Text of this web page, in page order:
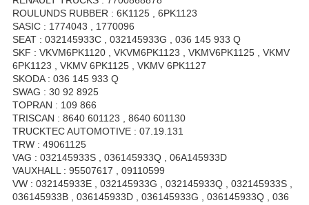
ROULUNDS RUBBER : 6K1125 , 6PK1123
SASIC : 1774043 , 1770096
SEAT : 032145933C , 032145933G , 036 145 933 Q
SKF : VKVM6PK1120 , VKVM6PK1123 , VKMV6PK1125 , VKMV
6PK1123 , VKMV 6PK1125 , VKMV 6PK1127
SKODA : 036 145 933 Q
SWAG : 30 92 8925
TOPRAN : 109 866
TRISCAN : 8640 601123 , 8640 601130
TRUCKTEC AUTOMOTIVE : 07.19.131
TRW : 49061125
VAG : 032145933S , 036145933Q , 06A145933D
VAUXHALL : 95507617 , 09110599
VW : 032145933E , 032145933G , 032145933Q , 032145933S ,
036145933B , 036145933D , 036145933G , 036145933Q , 036